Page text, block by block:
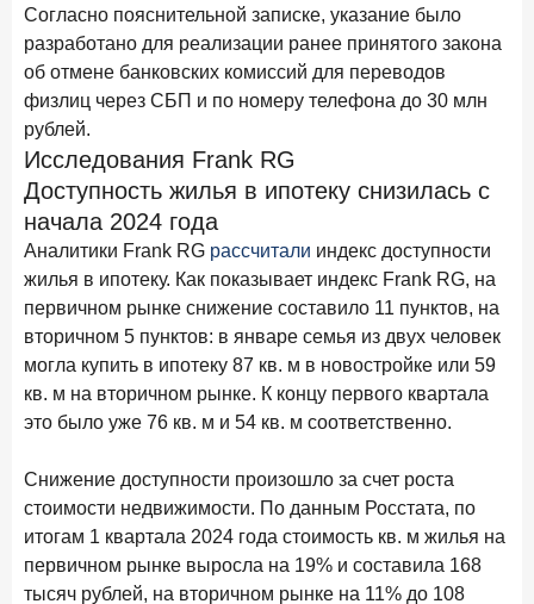
Ипотека. Итоги работы крупнейших ипотечных банков
18 марта 2026 года
Банки начали снижать ставки по вкладам еще до
решения ЦБ
16 марта 2026 года
Frank RG объявила победителей кейс-чемпионата
2026 года
Банки ускорили работу с претензиями
Рассылка Frank RG
на банковском рынке
Согласно пояснительной записке, указание было
разработано для реализации ранее принятого закона
об отмене банковских комиссий для переводов
физлиц через СБП и по номеру телефона до 30 млн
рублей.
Исследования Frank RG
Доступность жилья в ипотеку снизилась с
начала 2024 года
Аналитики Frank RG рассчитали индекс доступности
жилья в ипотеку. Как показывает индекс Frank RG, на
первичном рынке снижение составило 11 пунктов, на
вторичном 5 пунктов: в январе семья из двух человек
могла купить в ипотеку 87 кв. м в новостройке или 59
кв. м на вторичном рынке. К концу первого квартала
это было уже 76 кв. м и 54 кв. м соответственно.
Снижение доступности произошло за счет роста
стоимости недвижимости. По данным Росстата, по
итогам 1 квартала 2024 года стоимость кв. м жилья на
первичном рынке выросла на 19% и составила 168
тысяч рублей, на вторичном рынке на 11% до 108